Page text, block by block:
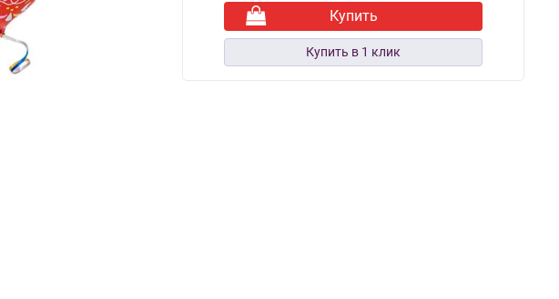
Купить